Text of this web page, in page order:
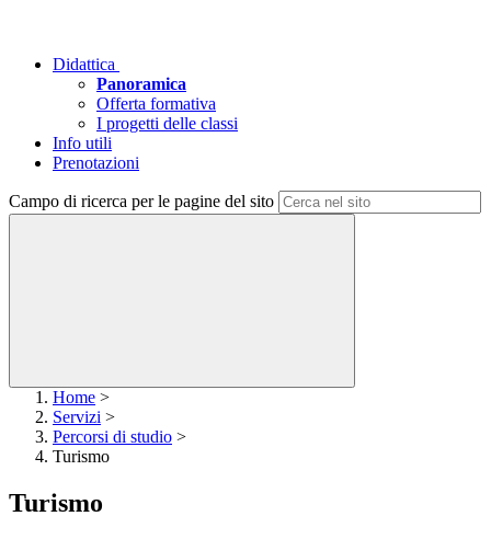
Didattica
Panoramica
Offerta formativa
I progetti delle classi
Info utili
Prenotazioni
Campo di ricerca per le pagine del sito
Home >
Servizi >
Percorsi di studio >
Turismo
Turismo